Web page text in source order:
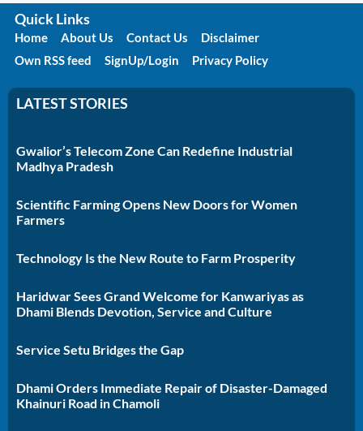
Quick Links
Home About Us Contact Us
Disclaimer
Own RSS feed
SignUp/Login Privacy Policy
LATEST STORIES
Gwalior’s Telecom Zone Can Redefine Industrial
Madhya Pradesh
Scientific Farming Opens New Doors for Women
Farmers
Technology Is the New Route to Farm Prosperity
Haridwar Sees Grand Welcome for Kanwariyas as
Dhami Blends Devotion, Service and Culture
Service Setu Bridges the Gap
Dhami Orders Immediate Repair of Disaster-Damaged
Khainuri Road in Chamoli